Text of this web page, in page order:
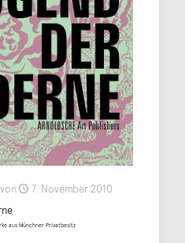
von
7. November 2010
aus Münchner Privatbesitz